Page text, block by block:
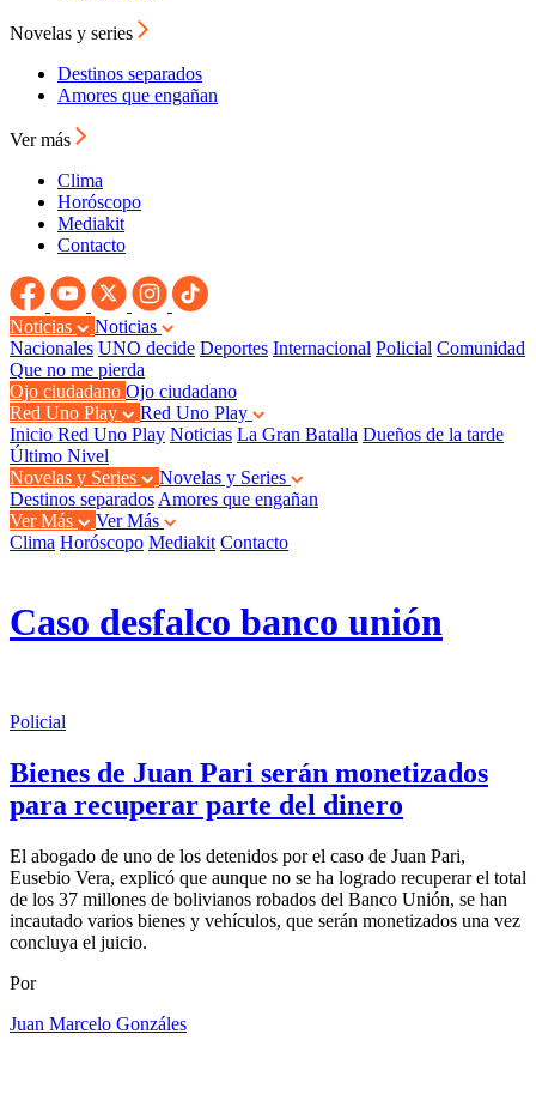
Novelas y series
Destinos separados
Amores que engañan
Ver más
Clima
Horóscopo
Mediakit
Contacto
Noticias
Noticias
Nacionales UNO decide Deportes Internacional Policial Comunidad
Que no me pierda
Ojo ciudadano Ojo ciudadano
Red Uno Play
Red Uno Play
Inicio Red Uno Play Noticias La Gran Batalla Dueños de la tarde
Último Nivel
Novelas y Series
Novelas y Series
Destinos separados Amores que engañan
Ver Más
Ver Más
Clima Horóscopo Mediakit Contacto
Caso desfalco banco unión
Policial
Bienes de Juan Pari serán monetizados
para recuperar parte del dinero
El abogado de uno de los detenidos por el caso de Juan Pari,
Eusebio Vera, explicó que aunque no se ha logrado recuperar el total
de los 37 millones de bolivianos robados del Banco Unión, se han
incautado varios bienes y vehículos, que serán monetizados una vez
concluya el juicio.
Por
Juan Marcelo Gonzáles